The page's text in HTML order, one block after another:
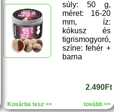
súly: 50 g,
méret: 16-20
mm, íz:
kókusz és
tigrismogyoró,
színe: fehér +
barna
2.490Ft
Kosárba tesz >> tovább >>